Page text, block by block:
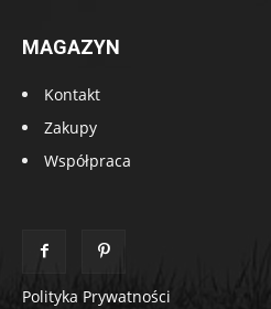
MAGAZYN
Kontakt
Zakupy
Współpraca
Polityka Prywatności